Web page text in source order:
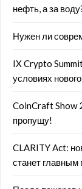
нефть, а за
Нужен ли
IX Crypto
условиях
CoinCraft Show
пропущу!
CLARITY Act:
станет главным